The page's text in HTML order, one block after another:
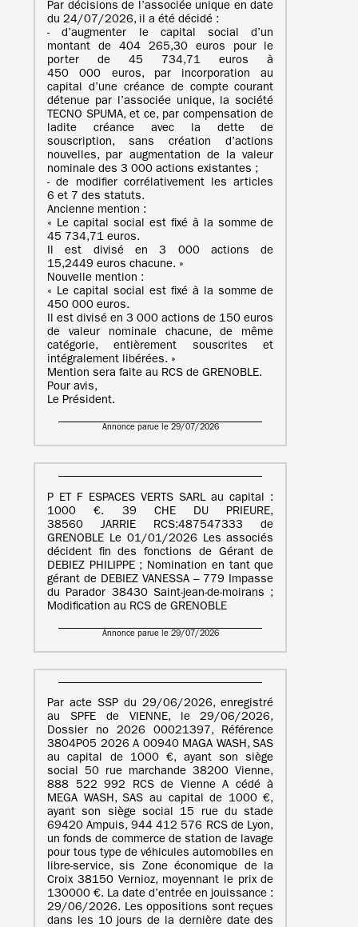
Par décisions de l’associée unique en date
du 24/07/2026, il a été décidé :
- d’augmenter le capital social d’un
montant de 404 265,30 euros pour le
porter de 45 734,71 euros à
450 000 euros, par incorporation au
capital d’une créance de compte courant
détenue par l’associée unique, la société
TECNO SPUMA, et ce, par compensation de
ladite créance avec la dette de
souscription, sans création d’actions
nouvelles, par augmentation de la valeur
nominale des 3 000 actions existantes ;
- de modifier corrélativement les articles
6 et 7 des statuts.
Ancienne mention :
« Le capital social est fixé à la somme de
45 734,71 euros.
Il est divisé en 3 000 actions de
15,2449 euros chacune. »
Nouvelle mention :
« Le capital social est fixé à la somme de
450 000 euros.
Il est divisé en 3 000 actions de 150 euros
de valeur nominale chacune, de même
catégorie, entièrement souscrites et
intégralement libérées. »
Mention sera faite au RCS de GRENOBLE.
Pour avis,
Le Président.
Annonce parue le 29/07/2026
P ET F ESPACES VERTS SARL au capital :
1000 €. 39 CHE DU PRIEURE,
38560 JARRIE RCS:487547333 de
GRENOBLE Le 01/01/2026 Les associés
décident fin des fonctions de Gérant de
DEBIEZ PHILIPPE ; Nomination en tant que
gérant de DEBIEZ VANESSA – 779 Impasse
du Parador 38430 Saint-jean-de-moirans ;
Modification au RCS de GRENOBLE
Annonce parue le 29/07/2026
Par acte SSP du 29/06/2026, enregistré
au SPFE de VIENNE, le 29/06/2026,
Dossier no 2026 00021397, Référence
3804P05 2026 A 00940 MAGA WASH, SAS
au capital de 1000 €, ayant son siège
social 50 rue marchande 38200 Vienne,
888 522 992 RCS de Vienne A cédé à
MEGA WASH, SAS au capital de 1000 €,
ayant son siège social 15 rue du stade
69420 Ampuis, 944 412 576 RCS de Lyon,
un fonds de commerce de station de lavage
pour tous type de véhicules automobiles en
libre-service, sis Zone économique de la
Croix 38150 Vernioz, moyennant le prix de
130000 €. La date d’entrée en jouissance :
29/06/2026. Les oppositions sont reçues
dans les 10 jours de la dernière date des